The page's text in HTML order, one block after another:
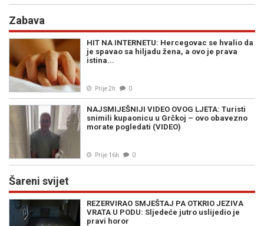
Zabava
HIT NA INTERNETU: Hercegovac se hvalio da
je spavao sa hiljadu žena, a ovo je prava
istina...
Prije 2h 0
NAJSMIJEŠNIJI VIDEO OVOG LJETA: Turisti
snimili kupaonicu u Grčkoj – ovo obavezno
morate pogledati (VIDEO)
Prije 16h 0
Šareni svijet
REZERVIRAO SMJEŠTAJ PA OTKRIO JEZIVA
VRATA U PODU: Sljedeće jutro uslijedio je
pravi horor